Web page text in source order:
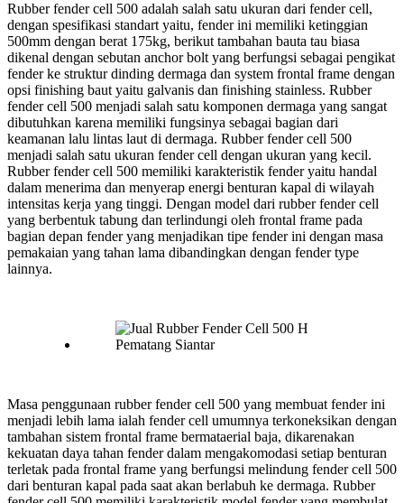
Rubber fender cell 500 adalah salah satu ukuran dari fender cell,
dengan spesifikasi standart yaitu, fender ini memiliki ketinggian
500mm dengan berat 175kg, berikut tambahan bauta tau biasa
dikenal dengan sebutan anchor bolt yang berfungsi sebagai pengikat
fender ke struktur dinding dermaga dan system frontal frame dengan
opsi finishing baut yaitu galvanis dan finishing stainless. Rubber
fender cell 500 menjadi salah satu komponen dermaga yang sangat
dibutuhkan karena memiliki fungsinya sebagai bagian dari
keamanan lalu lintas laut di dermaga. Rubber fender cell 500
menjadi salah satu ukuran fender cell dengan ukuran yang kecil.
Rubber fender cell 500 memiliki karakteristik fender yaitu handal
dalam menerima dan menyerap energi benturan kapal di wilayah
intensitas kerja yang tinggi. Dengan model dari rubber fender cell
yang berbentuk tabung dan terlindungi oleh frontal frame pada
bagian depan fender yang menjadikan tipe fender ini dengan masa
pemakaian yang tahan lama dibandingkan dengan fender type
lainnya.
Masa penggunaan rubber fender cell 500 yang membuat fender ini
menjadi lebih lama ialah fender cell umumnya terkoneksikan dengan
tambahan sistem frontal frame bermataerial baja, dikarenakan
kekuatan daya tahan fender dalam mengakomodasi setiap benturan
terletak pada frontal frame yang berfungsi melindung fender cell 500
dari benturan kapal pada saat akan berlabuh ke dermaga. Rubber